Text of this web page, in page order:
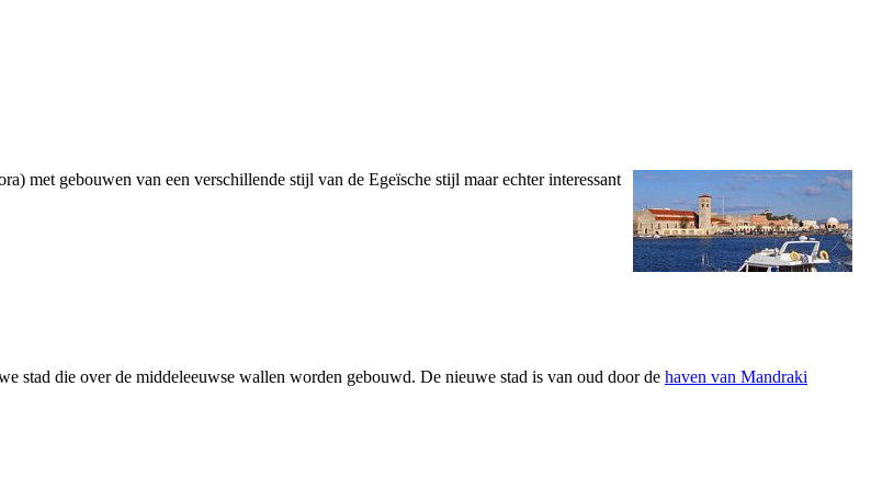
) met gebouwen van een verschillende stijl van de Egeïsche stijl maar echter interessant
stad die over de middeleeuwse wallen worden gebouwd. De nieuwe stad is van oud door de haven van Mandraki